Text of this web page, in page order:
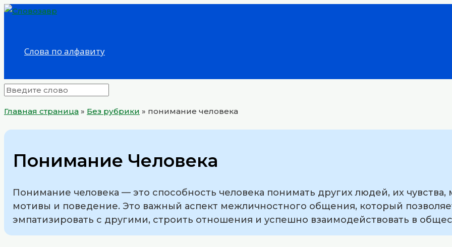
Перейти
Слова по алфавиту
Главная страница » Без рубрики » понимание человека
Понимание Человека
Понимание человека — это способность человека понимать других людей, их чувства,
мотивы и поведение. Это важный аспект межличностного общения, который
эмпатизировать с другими, строить отношения и успешно взаимодействовать в